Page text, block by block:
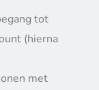
tot
(hierna
met